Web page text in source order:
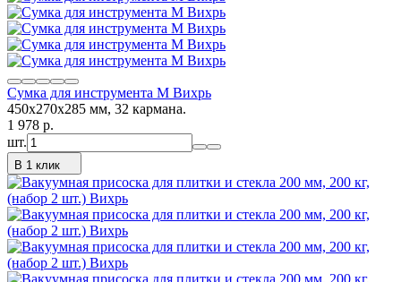
Сумка для инструмента M Вихрь
450х270х285 мм, 32 кармана.
1 978 p.
шт.
В 1 клик